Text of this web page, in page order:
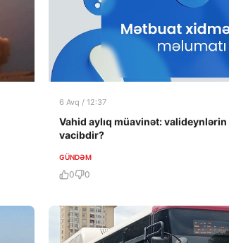
6 Avq / 12:37
Vahid aylıq müavinət:
vacibdir?
GÜNDƏM
0 0